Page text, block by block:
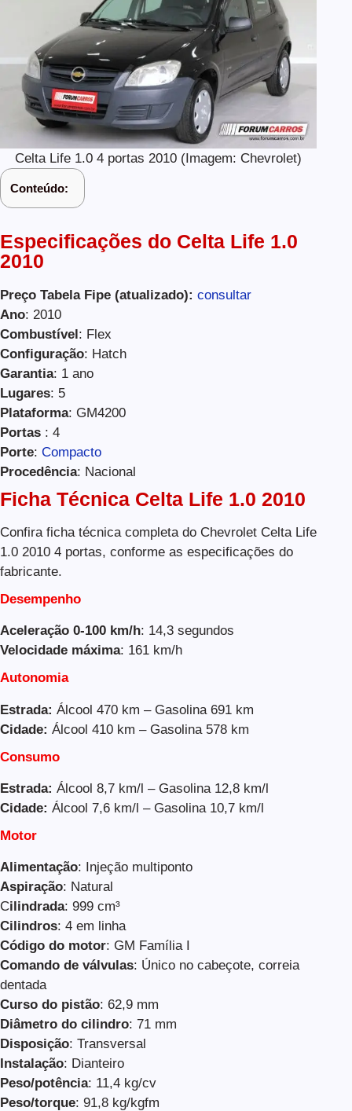
Celta Life 1.0 4 portas 2010 (Imagem: Chevrolet)
Conteúdo:
Especificações do Celta Life 1.0
2010
Preço Tabela Fipe (atualizado): consultar
Ano: 2010
Combustível: Flex
Configuração: Hatch
Garantia: 1 ano
Lugares: 5
Plataforma: GM4200
Portas : 4
Porte: Compacto
Procedência: Nacional
Ficha Técnica Celta Life 1.0 2010
Confira ficha técnica completa do Chevrolet Celta Life
1.0 2010 4 portas, conforme as especificações do
fabricante.
Desempenho
Aceleração 0-100 km/h: 14,3 segundos
Velocidade máxima: 161 km/h
Autonomia
Estrada: Álcool 470 km – Gasolina 691 km
Cidade: Álcool 410 km – Gasolina 578 km
Consumo
Estrada: Álcool 8,7 km/l – Gasolina 12,8 km/l
Cidade: Álcool 7,6 km/l – Gasolina 10,7 km/l
Motor
Alimentação: Injeção multiponto
Aspiração: Natural
Cilindrada: 999 cm³
Cilindros: 4 em linha
Código do motor: GM Família I
Comando de válvulas: Único no cabeçote, correia
dentada
Curso do pistão: 62,9 mm
Diâmetro do cilindro: 71 mm
Disposição: Transversal
Instalação: Dianteiro
Peso/potência: 11,4 kg/cv
Peso/torque: 91,8 kg/kgfm